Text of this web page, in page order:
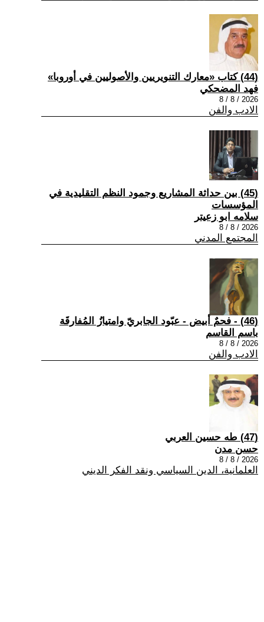
(44) كتاب «معارك التنويريين والأصوليين في أوروبا»
فهد المضحكي
2026 / 8 / 8
الادب والفن
(45) بين حداثة المشاريع وجمود النظم التقليدية في
المؤسسات
سلامه ابو زعيتر
2026 / 8 / 8
المجتمع المدني
(46) - فحمٌ أبيض - عبّود الجابريّ وامتيازُ المُفارقَة
باسم القاسم
2026 / 8 / 8
الادب والفن
(47) طه حسين العربي
حسن مدن
2026 / 8 / 8
العلمانية، الدين السياسي ونقد الفكر الديني